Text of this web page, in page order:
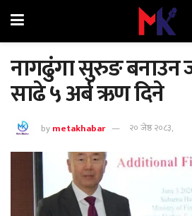
नागढुंगा सुरुङ बनाउन
साढे ५ अर्ब ऋण दिने
bymetakhabar २० जेष्ठ २०८३,